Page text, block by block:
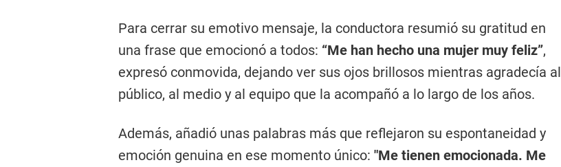
Para cerrar su emotivo mensaje, la conductora resumió su gratitud en
una frase que emocionó a todos: “Me han hecho una mujer muy feliz”,
expresó conmovida, dejando ver sus ojos brillosos mientras agradecía al
público, al medio y al equipo que la acompañó a lo largo de los años.
Además, añadió unas palabras más que reflejaron su espontaneidad y
emoción genuina en ese momento único: "Me tienen emocionada. Me